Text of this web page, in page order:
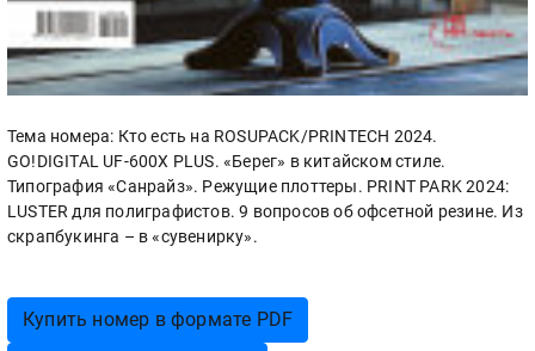
Тема номера: Кто есть на ROSUPACK/PRINTECH 2024.
GO!DIGITAL UF-600X PLUS. «Берег» в китайском стиле.
Типография «Санрайз». Режущие плоттеры. PRINT PARK 2024:
LUSTER для полиграфистов. 9 вопросов об офсетной резине. Из
скрапбукинга – в «сувенирку».
Купить номер в формате PDF